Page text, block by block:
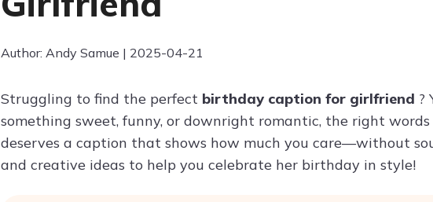
Author: Andy Samue | 2025-04-21
Struggling to find the perfect birthday caption for girlfriend ?
something sweet, funny, or downright romantic, the right
deserves a caption that shows how much you care—without
and creative ideas to help you celebrate her birthday in style!